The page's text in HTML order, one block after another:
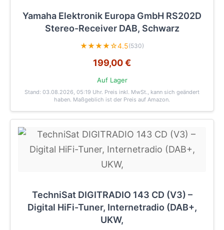
Yamaha Elektronik Europa GmbH RS202D
Stereo-Receiver DAB, Schwarz
★★★★☆4.5(530)
199,00 €
Auf Lager
Stand: 03.08.2026, 05:19 Uhr. Preis inkl. MwSt., kann sich geändert
haben. Maßgeblich ist der Preis auf Amazon.
TechniSat DIGITRADIO 143 CD (V3) –
Digital HiFi-Tuner, Internetradio (DAB+,
UKW,